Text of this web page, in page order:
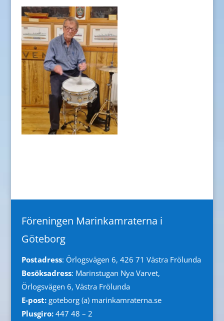
Föreningen Marinkamraterna i
Göteborg
Postadress: Örlogsvägen 6, 426 71 Västra Frölunda
Besöksadress: Marinstugan Nya Varvet,
Örlogsvägen 6, Västra Frölunda
E-post:goteborg (a) marinkamraterna.se
Plusgiro:447 48 – 2